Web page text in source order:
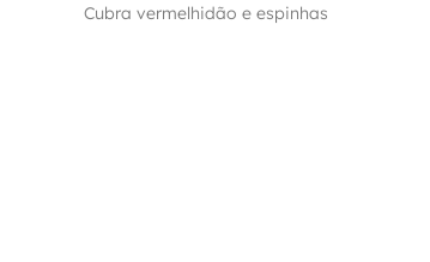
Cubra vermelhidão e espinhas